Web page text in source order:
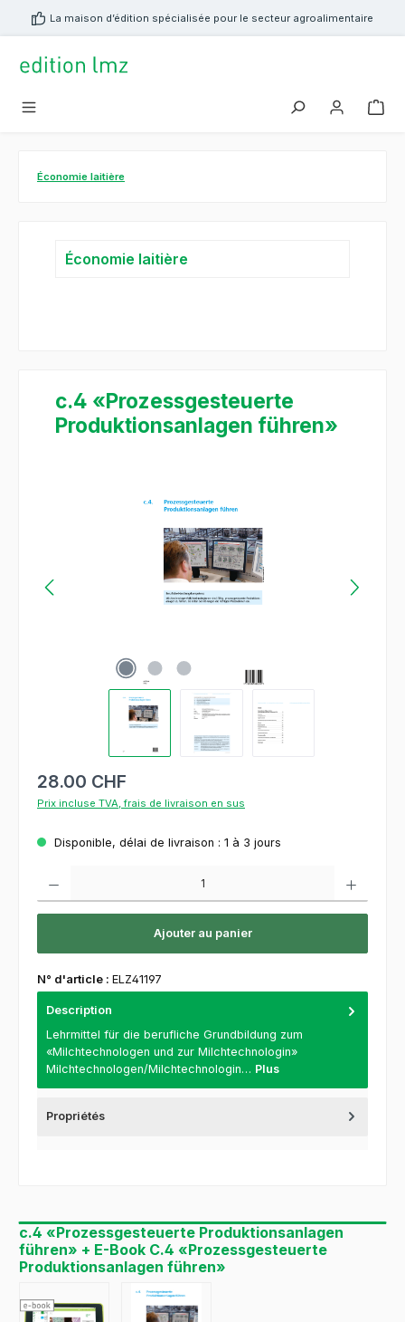
principal
La maison d’édition spécialisée pour le secteur agroalimentaire
Économie laitière
Économie laitière
c.4 «Prozessgesteuerte
Produktionsanlagen führen»
28.00 CHF
Prix incluse TVA, frais de livraison en sus
Disponible, délai de livraison : 1 à 3 jours
Ajouter au panier
N° d'article : ELZ41197
Description
Lehrmittel für die berufliche Grundbildung zum
«Milchtechnologen und zur Milchtechnologin»
Milchtechnologen/Milchtechnologin… Plus
Propriétés
c.4 «Prozessgesteuerte Produktionsanlagen
führen» + E-Book C.4 «Prozessgesteuerte
Produktionsanlagen führen»